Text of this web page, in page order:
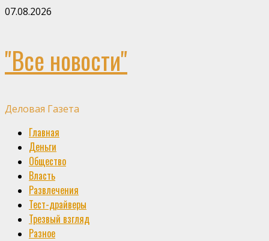
Skip
07.08.2026
"Все новости"
Деловая Газета
Primary
Menu
Главная
Деньги
Общество
Власть
Развлечения
Тест-драйверы
Трезвый взгляд
Разное